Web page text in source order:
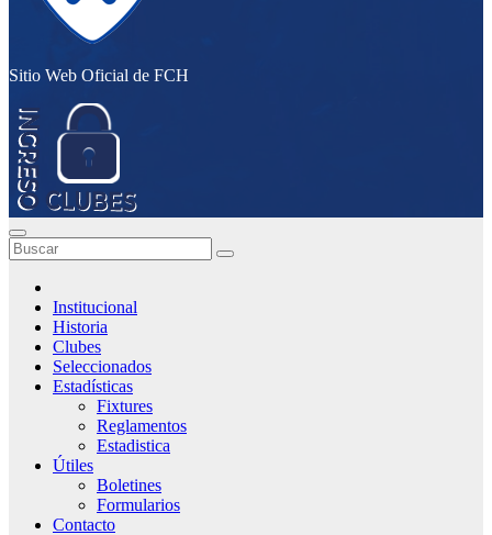
Sitio Web Oficial de FCH
Institucional
Historia
Clubes
Seleccionados
Estadísticas
Fixtures
Reglamentos
Estadistica
Útiles
Boletines
Formularios
Contacto